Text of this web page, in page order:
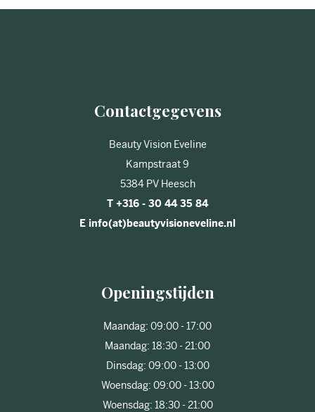
Contactgegevens
Beauty Vision Eveline
Kampstraat 9
5384 PV Heesch
T +316 - 30 44 35 84
E info(at)beautyvisioneveline.nl
Openingstijden
Maandag: 09:00 - 17:00
Maandag: 18:30 - 21:00
Dinsdag: 09:00 - 13:00
Woensdag: 09:00 - 13:00
Woensdag: 18:30 - 21:00